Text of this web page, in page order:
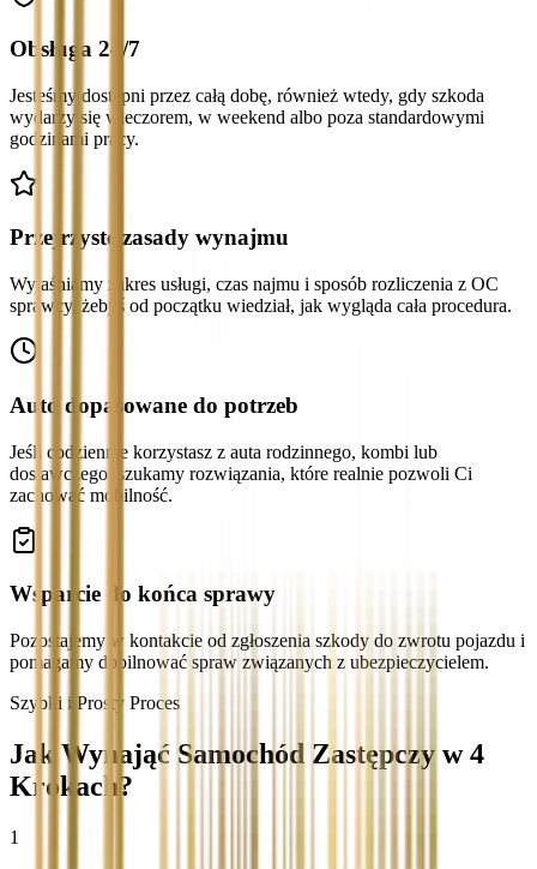
Obsługa 24/7
Jesteśmy dostępni przez całą dobę, również wtedy, gdy szkoda
wydarzy się wieczorem, w weekend albo poza standardowymi
godzinami pracy.
Przejrzyste zasady wynajmu
Wyjaśniamy zakres usługi, czas najmu i sposób rozliczenia z OC
sprawcy, żebyś od początku wiedział, jak wygląda cała procedura.
Auto dopasowane do potrzeb
Jeśli codziennie korzystasz z auta rodzinnego, kombi lub
dostawczego, szukamy rozwiązania, które realnie pozwoli Ci
zachować mobilność.
Wsparcie do końca sprawy
Pozostajemy w kontakcie od zgłoszenia szkody do zwrotu pojazdu i
pomagamy dopilnować spraw związanych z ubezpieczycielem.
Szybki i Prosty Proces
Jak Wynająć Samochód Zastępczy w 4
Krokach?
1